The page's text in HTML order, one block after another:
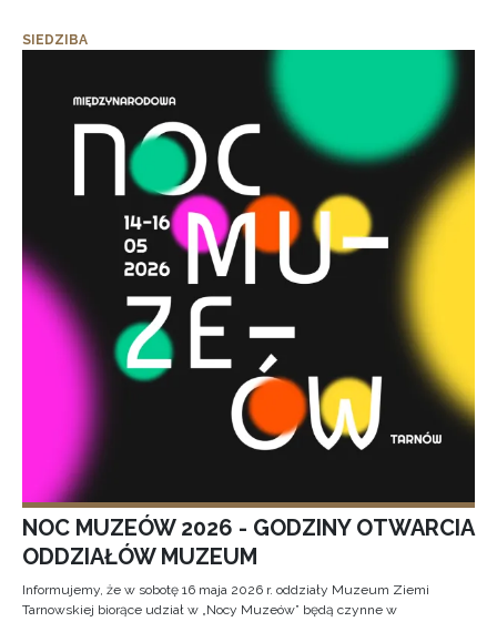
SIEDZIBA
NOC MUZEÓW 2026 - GODZINY OTWARCIA
ODDZIAŁÓW MUZEUM
Informujemy, że w sobotę 16 maja 2026 r. oddziały Muzeum Ziemi
Tarnowskiej biorące udział w „Nocy Muzeów” będą czynne w